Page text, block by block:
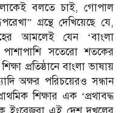
বলতে চাই, গোপাল
গ্রন্থে দেখিয়েছে যে,
আমলেই যেন ‘বাংলা
পাশাপাশি সতেরো শতকের
প্রতিষ্ঠানে বাংলা ভাষায়
অক্ষর পরিচয়েরও সন্ধান
শিক্ষার এক ‘প্রথাবদ্ধ